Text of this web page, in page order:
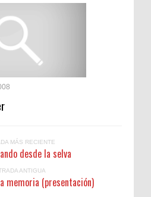
MÁS RECIENTE
desde la selva
ANTIGUA
memoria (presentación)